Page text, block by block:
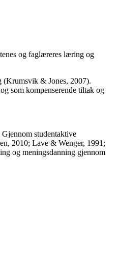
og faglæreres læring og
(Krumsvik & Jones, 2007).
som kompenserende tiltak og
studentaktive
2010; Lave & Wenger, 1991;
og meningsdanning gjennom